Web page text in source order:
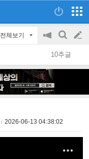
전체보기
공
지
on/off
검
색
글
쓰
10추글
2026-06-13 04:38:02